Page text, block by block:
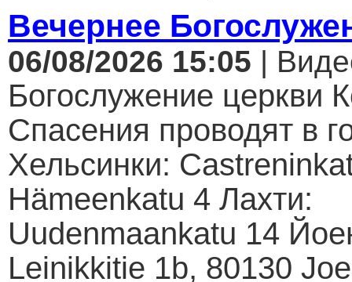
Вечернее
06/08/2026 15:05 |
Богослужение церкви
Спасения проводят в
Хельсинки:
Hämeenkatu 4 Лахти:
Uudenmaankatu 14
Leinikkitie 1b, 80130